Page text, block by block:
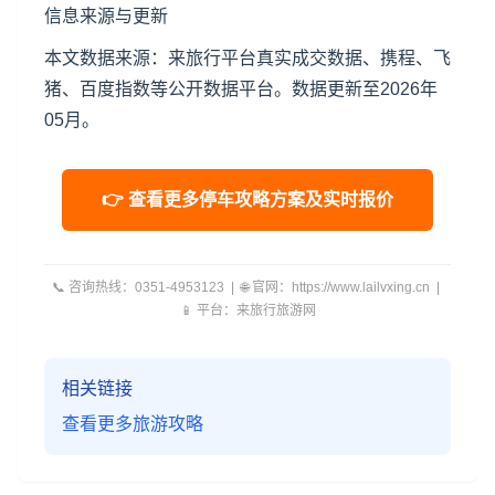
信息来源与更新
本文数据来源：来旅行平台真实成交数据、携程、飞
猪、百度指数等公开数据平台。数据更新至2026年
05月。
👉 查看更多停车攻略方案及实时报价
📞 咨询热线：0351-4953123 | 🌐 官网：https://www.lailvxing.cn |
📱 平台：来旅行旅游网
相关链接
查看更多旅游攻略